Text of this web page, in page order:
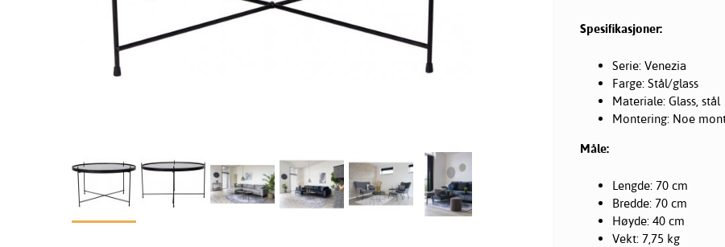
Spesifikasjoner:
Serie: Venezia
Farge: Stål/glass
Materiale: Glass, stål
Montering: Noe
Måle:
Lengde: 70 cm
Bredde: 70 cm
Høyde: 40 cm
Vekt: 7,75 kg